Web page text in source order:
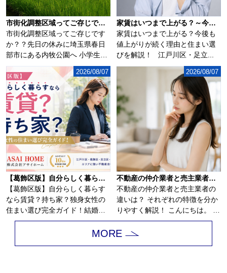
市街化調整区域ってご存じですか？？
市街化調整区域ってご存じです
か？？先日の休みに埼玉県春日
部市にある内牧公園へ 小学生の
子供を連れて...
家賃はいつまで上がる？～今後も値上がりが続く理由と住まい選びを解説～
家賃はいつまで上がる？今後も
値上がりが続く理由と住まい選
びを解説！ 江戸川区・足立...
【葛飾区版】自分らしく暮らすなら賃貸？持ち家？独身女性の住まい選び完全ガイド
【葛飾区版】自分らしく暮らす
なら賃貸？持ち家？独身女性の
住まい選び完全ガイド！結婚の
予定がないまま...
2026/08/07
不動産の仲介業者と売主業者の違いは？
不動産の仲介業者と売主業者の
違いは？ それぞれの特徴を分か
りやすく解説！ こんにちは。 江
戸川...
2026/08/07
MORE